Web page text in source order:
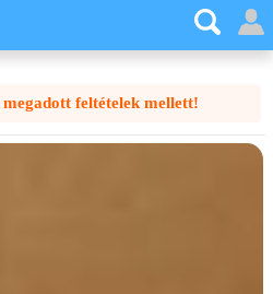
feltételek mellett!